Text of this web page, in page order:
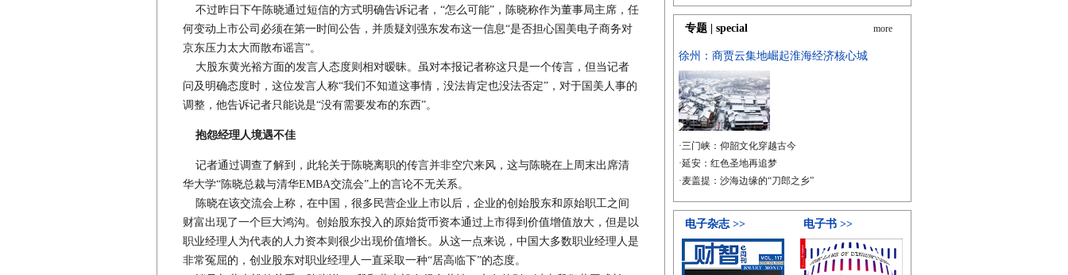
不过昨日下午陈晓通过短信的方式明确告诉记者，“怎么可能”，陈晓称作为董事局主席，任
何变动上市公司必须在第一时间公告，并质疑刘强东发布这一信息“是否担心国美电子商务对
京东压力太大而散布谣言”。
大股东黄光裕方面的发言人态度则相对暧昧。虽对本报记者称这只是一个传言，但当记者
问及明确态度时，这位发言人称“我们不知道这事情，没法肯定也没法否定”，对于国美人事的
调整，他告诉记者只能说是“没有需要发布的东西”。
抱怨经理人境遇不佳
记者通过调查了解到，此轮关于陈晓离职的传言并非空穴来风，这与陈晓在上周末出席清
华大学“陈晓总裁与清华EMBA交流会”上的言论不无关系。
陈晓在该交流会上称，在中国，很多民营企业上市以后，企业的创始股东和原始职工之间
财富出现了一个巨大鸿沟。创始股东投入的原始货币资本通过上市得到价值增值放大，但是以
职业经理人为代表的人力资本则很少出现价值增长。从这一点来说，中国大多数职业经理人是
非常冤屈的，创业股东对职业经理人一直采取一种“居高临下”的态度。